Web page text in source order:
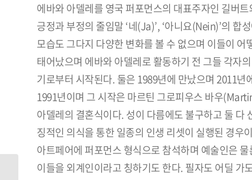
에바와 아델레를 영국 퍼포먼스의 대표주자인 길버
긍정과 부정의 줄임말 ‘네(Ja)’, ‘아니요(Nein)’의
모습도 그다지 다양한 변화를 볼 수 없으며 이들이
태어났으며 에바와 아델레로 활동하기 전 그들 각자
기로부터 시작된다. 둘은 1989년에 만났으며 2011
1991년이며 그 시작은 마르틴 그로피우스 바우
아델레의 결혼식이다. 성이 다름에도 불구하고 둘
징적인 의식을 통한 일종의 인생 리셋이 실행된 경우
아트페어에 퍼포먼스 형식으로 참석하며 예술인은
이들을 외계인이라고 칭하기도 한다. 필자도 어딜